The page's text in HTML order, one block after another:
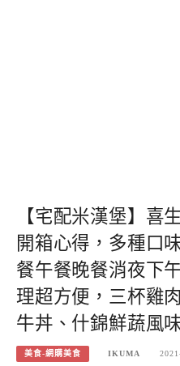
【宅配米漢堡】喜
開箱心得，多種口
餐午餐晚餐消夜下
理超方便，三杯雞
牛丼、什錦鮮蔬風
美食-網購美食 IKUMA